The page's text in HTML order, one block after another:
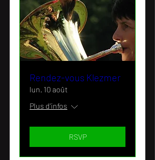
Rendez-vous Klezmer
lun. 10 août
Plus d'infos
RSVP